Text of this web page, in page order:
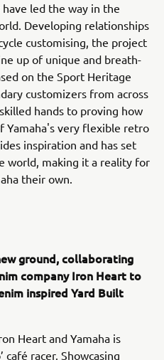
led the way in the
Developing relationships
customising, the project
up of unique and breath-
on the Sport Heritage
customizers from across
hands to proving how
Yamaha's very flexible retro
inspiration and has set
world, making it a reality for
their own.
ground, collaborating
company Iron Heart to
inspired Yard Built
Heart and Yamaha is
café racer. Showcasing